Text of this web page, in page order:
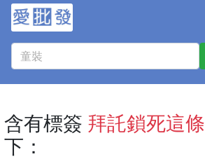
含有標簽 拜託鎖死這條
下：